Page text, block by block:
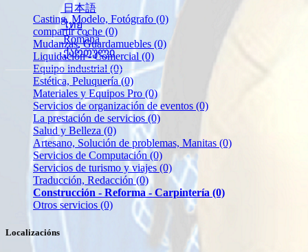
日本語
ไทย
Română
ქართული
Casting, Modelo, Fotógrafo (0)
compartir coche (0)
Mudanzas, Guardamuebles (0)
Liquidación - Comercial (0)
Equipo industrial (0)
Estética, Peluquería(0)
Materiales y Equipos Pro (0)
Servicios de organización de eventos (0)
La prestación de servicios(0)
Salud y Belleza (0)
Artesano, Solución de problemas, Manitas (0)
Servicios de Computación (0)
Servicios de turismo y viajes (0)
Traducción, Redacción(0)
Construcción - Reforma - Carpintería (0)
Otros servicios (0)
Localizacións